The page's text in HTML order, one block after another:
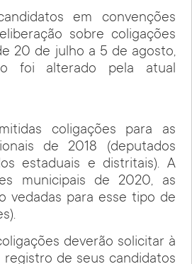
em convenções
sobre coligações
20 de julho a 5 de agosto,
foi alterado pela atual
coligações para as
de 2018 (deputados
estaduais e distritais). A
municipais de 2020, as
vedadas para esse tipo de
deverão solicitar à
de seus candidatos